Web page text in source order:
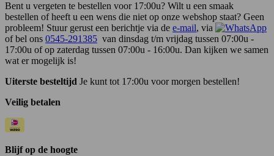
Bent u vergeten te bestellen voor 17:00u? Wilt u een smaak
bestellen of heeft u een wens die niet op onze webshop staat? Geen
probleem! Stuur gerust een berichtje via de e-mail, via
of bel ons 0545-291385 van dinsdag t/m vrijdag tussen 07:00u -
17:00u of op zaterdag tussen 07:00u - 16:00u. Dan kijken we samen
wat er mogelijk is!
Uiterste besteltijd Je kunt tot 17:00u voor morgen bestellen!
Veilig betalen
Blijf op de hoogte